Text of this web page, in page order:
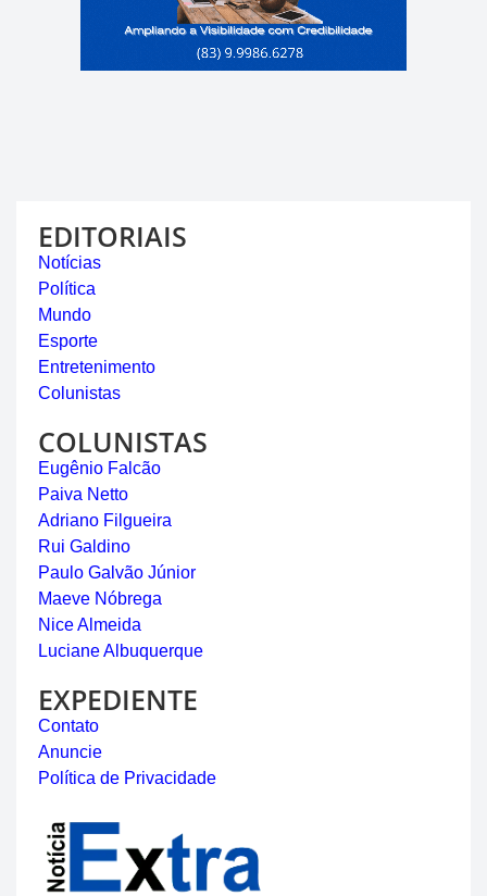
EDITORIAIS
Notícias
Política
Mundo
Esporte
Entretenimento
Colunistas
COLUNISTAS
Eugênio Falcão
Paiva Netto
Adriano Filgueira
Rui Galdino
Paulo Galvão Júnior
Maeve Nóbrega
Nice Almeida
Luciane Albuquerque
EXPEDIENTE
Contato
Anuncie
Política de Privacidade